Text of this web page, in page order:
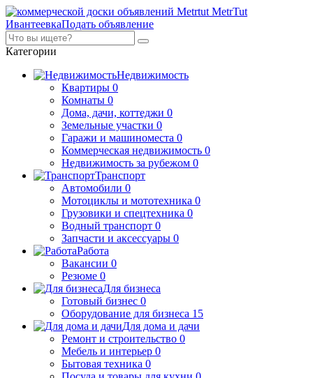
MetrTut
ИвантеевкаПодать объявление
Категории
Недвижимость
Квартиры 0
Комнаты 0
Дома, дачи, коттеджи 0
Земельные участки 0
Гаражи и машиноместа 0
Коммерческая недвижимость 0
Недвижимость за рубежом 0
Транспорт
Автомобили 0
Мотоциклы и мототехника 0
Грузовики и спецтехника 0
Водный транспорт 0
Запчасти и аксессуары 0
Работа
Вакансии 0
Резюме 0
Для бизнеса
Готовый бизнес 0
Оборудование для бизнеса 15
Для дома и дачи
Ремонт и строительство 0
Мебель и интерьер 0
Бытовая техника 0